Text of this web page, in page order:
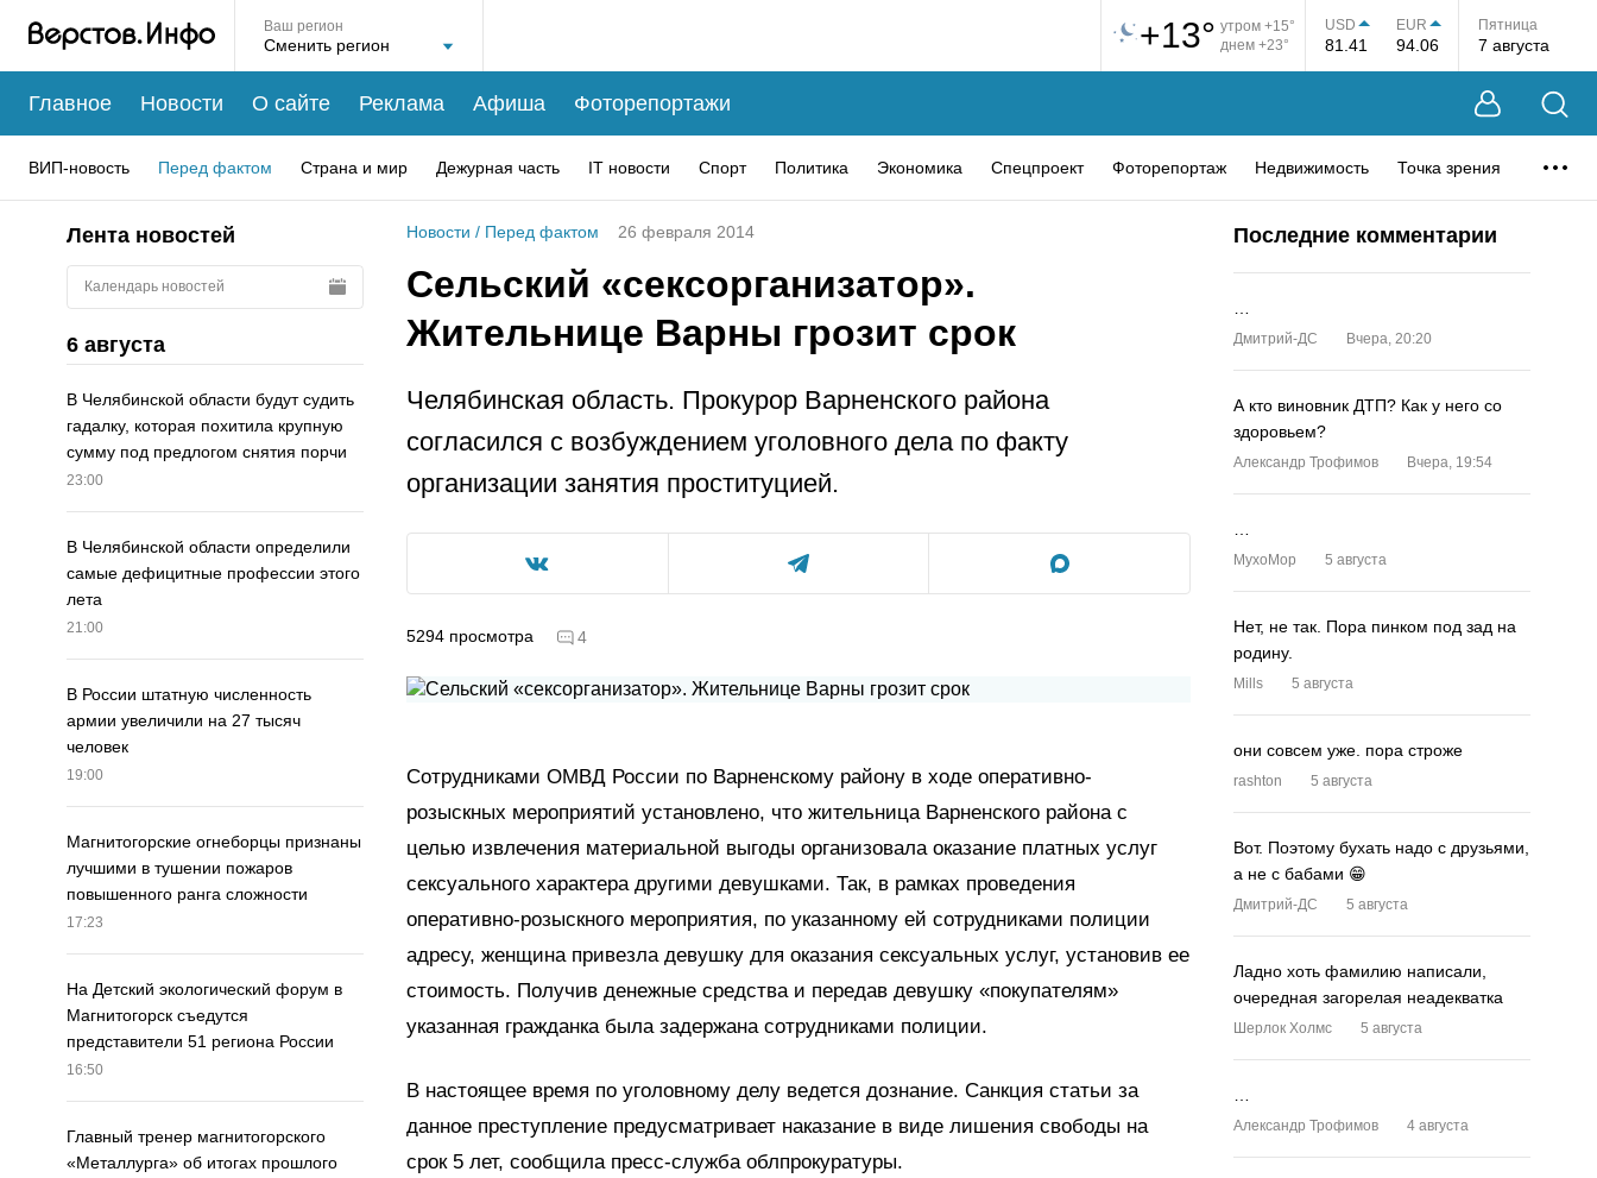
Ваш регион +13° утром +15°
днем +23°
USD
81.41
EUR
94.06
Пятница
7 августа
Главное Новости О сайте Реклама Афиша Фоторепортажи
ВИП-новость Перед фактом Страна и мир Дежурная часть IT новости Спорт Политика Экономика Спецпроект Фоторепортаж Недвижимость Точка зрения
Лента новостей
Календарь новостей
6 августа
В Челябинской области будут судить
гадалку, которая похитила крупную
сумму под предлогом снятия порчи
23:00
В Челябинской области определили
самые дефицитные профессии этого
лета
21:00
В России штатную численность
армии увеличили на 27 тысяч
человек
19:00
Магнитогорские огнеборцы признаны
лучшими в тушении пожаров
повышенного ранга сложности
17:23
На Детский экологический форум в
Магнитогорск съедутся
представители 51 региона России
16:50
Главный тренер магнитогорского
«Металлурга» об итогах прошлого
Новости / Перед фактом 26 февраля 2014
Сельский «сексорганизатор».
Жительнице Варны грозит срок
Челябинская область. Прокурор Варненского района
согласился с возбуждением уголовного дела по факту
организации занятия проституцией.
5294 просмотра 4
Сотрудниками ОМВД России по Варненскому району в ходе оперативно-
розыскных мероприятий установлено, что жительница Варненского района с
целью извлечения материальной выгоды организовала оказание платных услуг
сексуального характера другими девушками. Так, в рамках проведения
оперативно-розыскного мероприятия, по указанному ей сотрудниками полиции
адресу, женщина привезла девушку для оказания сексуальных услуг, установив ее
стоимость. Получив денежные средства и передав девушку «покупателям»
указанная гражданка была задержана сотрудниками полиции.
В настоящее время по уголовному делу ведется дознание. Санкция статьи за
данное преступление предусматривает наказание в виде лишения свободы на
срок 5 лет, сообщила пресс-служба облпрокуратуры.
Последние комментарии
Дмитрий-ДС Вчера, 20:20
А кто виновник ДТП? Как у него со
здоровьем?
Александр Трофимов Вчера, 19:54
MyxoMop 5 августа
Нет, не так. Пора пинком под зад на
родину.
Mills 5 августа
они совсем уже. пора строже
rashton 5 августа
Вот. Поэтому бухать надо с друзьями,
а не с бабами 😁
Дмитрий-ДС 5 августа
Ладно хоть фамилию написали,
очередная загорелая неадекватка
Шерлок Холмс 5 августа
Александр Трофимов 4 августа